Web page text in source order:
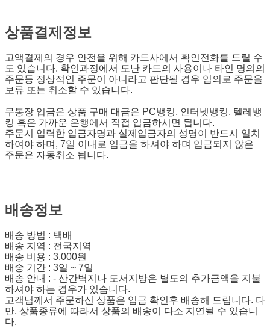
상품결제정보
고액결제의 경우 안전을 위해 카드사에서 확인전화를 드릴 수
도 있습니다. 확인과정에서 도난 카드의 사용이나 타인 명의의
주문등 정상적인 주문이 아니라고 판단될 경우 임의로 주문을
보류 또는 취소할 수 있습니다.
무통장 입금은 상품 구매 대금은 PC뱅킹, 인터넷뱅킹, 텔레뱅
킹 혹은 가까운 은행에서 직접 입금하시면 됩니다.
주문시 입력한 입금자명과 실제입금자의 성명이 반드시 일치
하여야 하며, 7일 이내로 입금을 하셔야 하며 입금되지 않은
주문은 자동취소 됩니다.
배송정보
배송 방법 : 택배
배송 지역 : 전국지역
배송 비용 : 3,000원
배송 기간 : 3일 ~ 7일
배송 안내 : - 산간벽지나 도서지방은 별도의 추가금액을 지불
하셔야 하는 경우가 있습니다.
고객님께서 주문하신 상품은 입금 확인후 배송해 드립니다. 다
만, 상품종류에 따라서 상품의 배송이 다소 지연될 수 있습니
다.